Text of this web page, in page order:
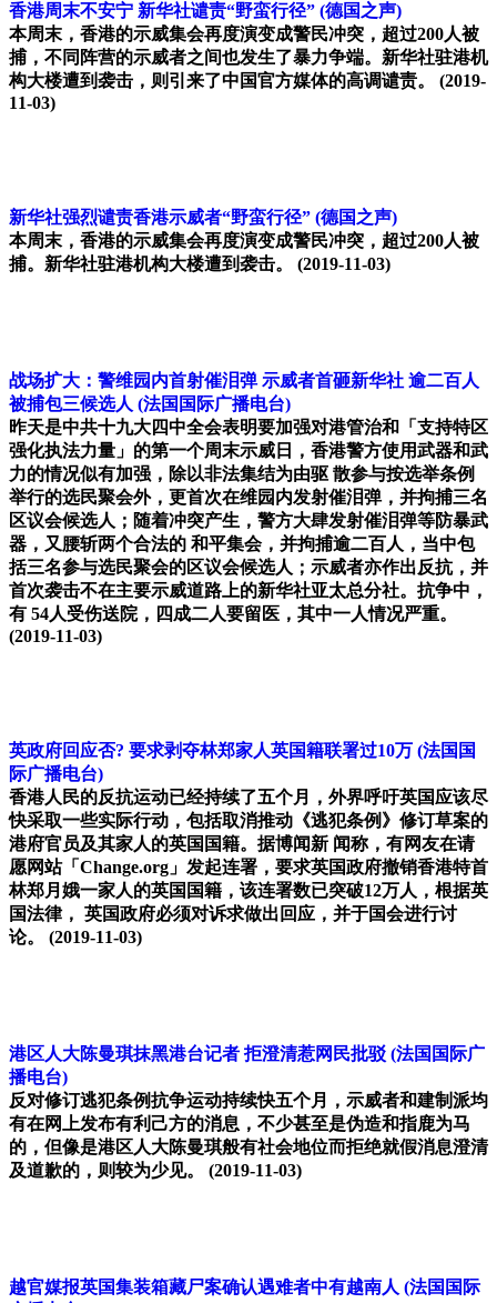
香港周末不安宁 新华社谴责“野蛮行径” (德国之声)
本周末，香港的示威集会再度演变成警民冲突，超过200人被
捕，不同阵营的示威者之间也发生了暴力争端。新华社驻港机
构大楼遭到袭击，则引来了中国官方媒体的高调谴责。
(2019-
11-03)
新华社强烈谴责香港示威者“野蛮行径” (德国之声)
本周末，香港的示威集会再度演变成警民冲突，超过200人被
捕。新华社驻港机构大楼遭到袭击。
(2019-11-03)
战场扩大：警维园内首射催泪弹 示威者首砸新华社 逾二百人
被捕包三候选人 (法国国际广播电台)
昨天是中共十九大四中全会表明要加强对港管治和「支持特区
强化执法力量」的第一个周末示威日，香港警方使用武器和武
力的情况似有加强，除以非法集结为由驱 散参与按选举条例
举行的选民聚会外，更首次在维园内发射催泪弹，并拘捕三名
区议会候选人；随着冲突产生，警方大肆发射催泪弹等防暴武
器，又腰斩两个合法的 和平集会，并拘捕逾二百人，当中包
括三名参与选民聚会的区议会候选人；示威者亦作出反抗，并
首次袭击不在主要示威道路上的新华社亚太总分社。抗争中，
有 54人受伤送院，四成二人要留医，其中一人情况严重。
(2019-11-03)
英政府回应否? 要求剥夺林郑家人英国籍联署过10万 (法国国
际广播电台)
香港人民的反抗运动已经持续了五个月，外界呼吁英国应该尽
快采取一些实际行动，包括取消推动《逃犯条例》修订草案的
港府官员及其家人的英国国籍。据博闻新 闻称，有网友在请
愿网站「Change.org」发起连署，要求英国政府撤销香港特首
林郑月娥一家人的英国国籍，该连署数已突破12万人，根据英
国法律， 英国政府必须对诉求做出回应，并于国会进行讨
论。 (2019-11-03)
港区人大陈曼琪抹黑港台记者 拒澄清惹网民批驳 (法国国际广
播电台)
反对修订逃犯条例抗争运动持续快五个月，示威者和建制派均
有在网上发布有利己方的消息，不少甚至是伪造和指鹿为马
的，但像是港区人大陈曼琪般有社会地位而拒绝就假消息澄清
及道歉的，则较为少见。 (2019-11-03)
越官媒报英国集装箱藏尸案确认遇难者中有越南人 (法国国际